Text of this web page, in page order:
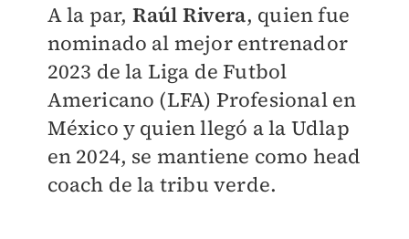
A la par, Raúl Rivera, quien fue
nominado al mejor entrenador
2023 de la Liga de Futbol
Americano (LFA) Profesional en
México y quien llegó a la Udlap
en 2024, se mantiene como head
coach de la tribu verde.